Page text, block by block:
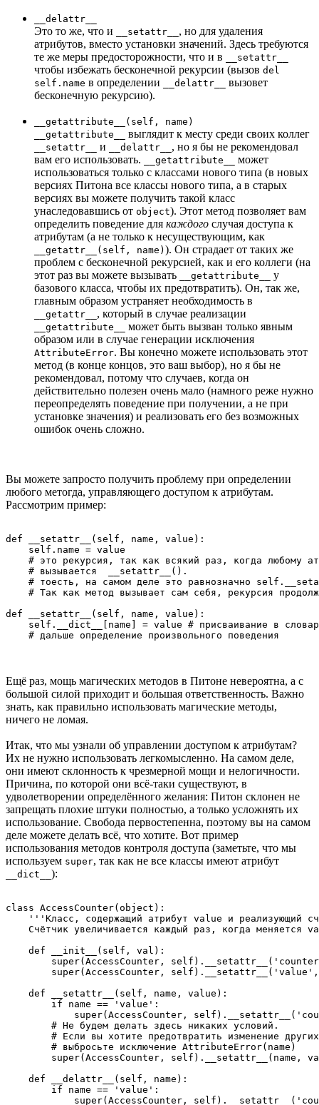
__delattr__
Это то же, что и __setattr__ , но для удаления
атрибутов, вместо установки значений. Здесь требуются
те же меры предосторожности, что и в
__setattr__
чтобы избежать бесконечной рекурсии (вызов del
self.name в определении __delattr__
вызовет
бесконечную рекурсию).
__getattribute__(self, name)
__getattribute__
выглядит к месту среди своих коллег
__setattr__ и __delattr__ , но я бы не рекомендовал
вам его использовать.
__getattribute__
может
использоваться только с классами нового типа (в новых
версиях Питона все классы нового типа, а в старых
версиях вы можете получить такой класс
унаследовавшись от object). Этот метод позволяет вам
определить поведение для каждого случая доступа к
атрибутам (а не только к несуществующим, как
__getattr__(self, name) ). Он страдает от таких же
проблем с бесконечной рекурсией, как и его коллеги (на
этот раз вы можете вызывать
__getattribute__
у
базового класса, чтобы их предотвратить). Он, так же,
главным образом устраняет необходимость в
__getattr__ , который в случае реализации
__getattribute__
может быть вызван только явным
образом или в случае генерации исключения
AttributeError. Вы конечно можете использовать этот
метод (в конце концов, это ваш выбор), но я бы не
рекомендовал, потому что случаев, когда он
действительно полезен очень мало (намного реже нужно
переопределять поведение при получении, а не при
установке значения) и реализовать его без возможных
ошибок очень сложно.
Вы можете запросто получить проблему при определении
любого метогда, управляющего доступом к атрибутам.
Рассмотрим пример:
def __setattr__(self, name, value):
    self.name = value
# это рекурсия, так как всякий раз, когда любому
    # вызывается  __setattr__().
# тоесть, на самом деле это равнозначно
# Так как метод вызывает сам себя, рекурсия
def __setattr__(self, name, value):
self.__dict__[name] = value # присваивание в
Ещё раз, мощь магических методов в Питоне невероятна, а с
большой силой приходит и большая ответственность. Важно
знать, как правильно использовать магические методы,
ничего не ломая.
Итак, что мы узнали об управлении доступом к атрибутам?
Их не нужно использовать легкомысленно. На самом деле,
они имеют склонность к чрезмерной мощи и нелогичности.
Причина, по которой они всё-таки существуют, в
удволетворении определённого желания: Питон склонен не
запрещать плохие штуки полностью, а только усложнять их
использование. Свобода первостепенна, поэтому вы на самом
деле можете делать всё, что хотите. Вот пример
использования методов контроля доступа (заметьте, что мы
используем super, так как не все классы имеют атрибут
__dict__ ):
class AccessCounter(object):
'''Класс, содержащий атрибут value и реализующий
Счётчик увеличивается каждый раз, когда меняется
    def __init__(self, val):
super(AccessCounter,
super(AccessCounter,
    def __setattr__(self, name, value):
        if name == 'value':
super(AccessCounter,
        # Не будем делать здесь никаких условий.
# Если вы хотите предотвратить изменение
        # выбросьте исключение AttributeError(name)
super(AccessCounter, self).__setattr__(name,
    def __delattr__(self, name):
        if name == 'value':
super(AccessCounter,